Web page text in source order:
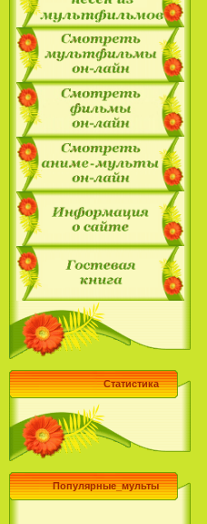
Статистика
Популярные_мульты